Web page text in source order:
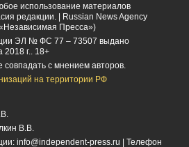
использование материалов
редакции. | Russian News Agency
Пресса»)
ЭЛ № ФС 77 – 73507 выдано
2018 г.. 18+
с мнением авторов.
на территории РФ
В.В.
info@independent-press.ru | Телефон